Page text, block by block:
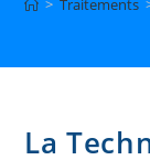
> Traitements
La